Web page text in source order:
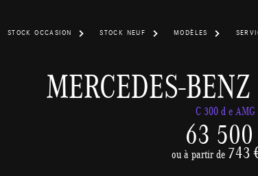
STOCK OCCASION STOCK NEUF MODÈLES
MERCEDES-
C 300 d e
63
ou à partir de 743